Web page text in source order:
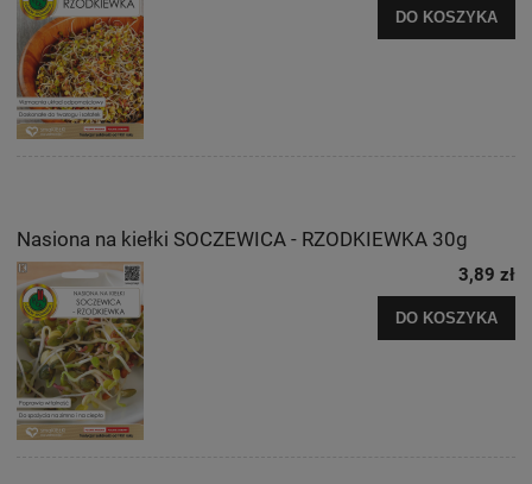
DO KOSZYKA
Nasiona na kiełki SOCZEWICA - RZODKIEWKA 30g
3,89 zł
DO KOSZYKA